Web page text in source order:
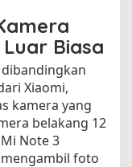
Biasa
Xiaomi,
kamera yang
belakang 12
Note 3
foto